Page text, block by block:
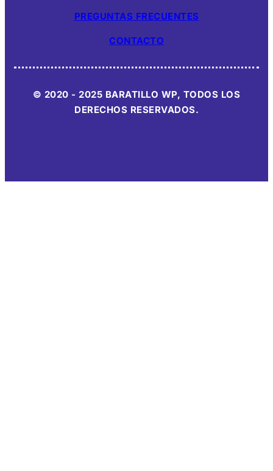
PREGUNTAS FRECUENTES
CONTACTO
© 2020 - 2025 BARATILLO WP, TODOS LOS
DERECHOS RESERVADOS.